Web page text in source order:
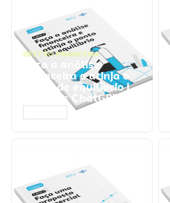
GESTÃO FINANCEIRA
Faça a análise
financeira e atinja o
ponto de equilíbrio |
Prompts ChatGPT